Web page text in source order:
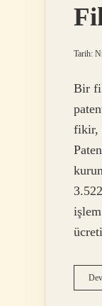
Tarih:
Bir
fikir,